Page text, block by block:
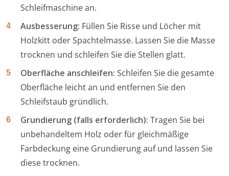
Schleifmaschine an.
Ausbesserung: Füllen Sie Risse und Löcher mit
Holzkitt oder Spachtelmasse. Lassen Sie die Masse
trocknen und schleifen Sie die Stellen glatt.
Oberfläche anschleifen: Schleifen Sie die gesamte
Oberfläche leicht an und entfernen Sie den
Schleifstaub gründlich.
Grundierung (falls erforderlich): Tragen Sie bei
unbehandeltem Holz oder für gleichmäßige
Farbdeckung eine Grundierung auf und lassen Sie
diese trocknen.